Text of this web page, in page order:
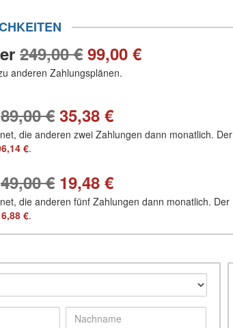
249,00 € 99,00 €
anderen Zahlungsplänen.
89,00 € 35,38 €
die anderen zwei Zahlungen dann monatlich. Der
€.
49,00 € 19,48 €
die anderen fünf Zahlungen dann monatlich. Der
€.